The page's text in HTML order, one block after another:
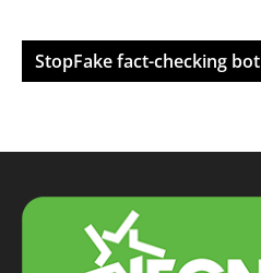
StopFake fact-checking bot